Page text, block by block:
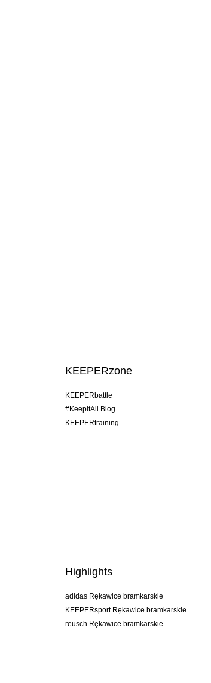
KEEPERzone
KEEPERbattle
#KeepItAll Blog
KEEPERtraining
Highlights
adidas Rękawice bramkarskie
KEEPERsport Rękawice bramkarskie
reusch Rękawice bramkarskie